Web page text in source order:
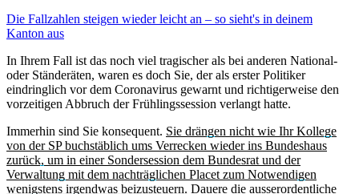
Die Fallzahlen steigen wieder leicht an – so sieht's in deinem
Kanton aus
In Ihrem Fall ist das noch viel tragischer als bei anderen National-
oder Ständeräten, waren es doch Sie, der als erster Politiker
eindringlich vor dem Coronavirus gewarnt und richtigerweise den
vorzeitigen Abbruch der Frühlingssession verlangt hatte.
Immerhin sind Sie konsequent. Sie drängen nicht wie Ihr Kollege
von der SP buchstäblich ums Verrecken wieder ins Bundeshaus
zurück, um in einer Sondersession dem Bundesrat und der
Verwaltung mit dem nachträglichen Placet zum Notwendigen
wenigstens irgendwas beizusteuern. Dauere die ausserordentliche